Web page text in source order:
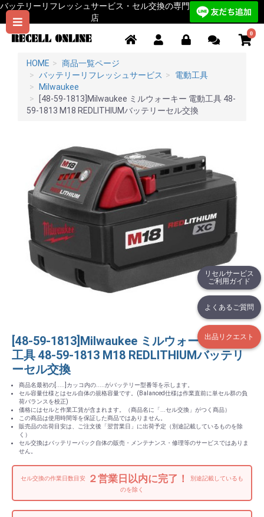
リセルサービス
ご利用ガイド
よくあるご質問
出品リクエスト
バッテリーリフレッシュサービス・セル交換の専門
店
0
HOME
商品一覧ページ
バッテリーリフレッシュサービス
電動工具
Milwaukee
[48-59-1813]Milwaukee ミルウォーキー 電動工具 48-
59-1813 M18 REDLITHIUMバッテリーセル交換
[48-59-1813]Milwaukee ミルウォーキー 電動
工具 48-59-1813 M18 REDLITHIUMバッテリ
ーセル交換
商品名最初の[.....]カッコ内の.....がバッテリー型番等を示します。
セル容量仕様とはセル自体の規格容量です。(Balanced仕様は作業直前に単セル群の負
荷バランスを校正)
価格にはセルと作業工賃が含まれます。（商品名に「...セル交換」がつく商品）
この商品は使用時間等を保証した商品ではありません。
販売品の出荷目安は、ご注文後「翌営業日」に出荷予定（別途記載しているものを除
く）
セル交換はバッテリーパック自体の販売・メンテナンス・修理等のサービスではありま
せん。
セル交換の作業日数目安 ２営業日以内に完了！
別途記載しているも
のを除く